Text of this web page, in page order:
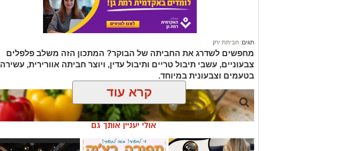
תגים: חביתת ירק
מחפשים לשדרג את החביתה של הבוקר? המתכון הזה משלב פלפלים
צבעוניים, עשבי תיבול טריים ותיבול עדין, ויוצר חביתה אוורירית, עשירה
בטעמים וצבעונית במיוחד.
קרא עוד
אולי יעניין אותך גם